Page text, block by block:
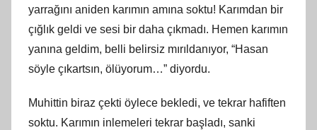
yarrağını aniden karımın amına soktu! Karımdan bir
çığlık geldi ve sesi bir daha çıkmadı. Hemen karımın
yanına geldim, belli belirsiz mırıldanıyor, “Hasan
söyle çıkartsın, ölüyorum…” diyordu.
Muhittin biraz çekti öylece bekledi, ve tekrar hafiften
soktu. Karımın inlemeleri tekrar başladı, sanki